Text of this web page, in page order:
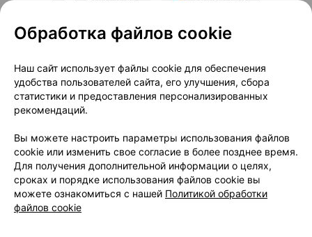
О проекте
Новости проекта
Размещение рекламы
Медицинский маркетинг
Публичный договор
Доставка
Способы оплаты
Вакансии
Партнеры
Написать руководителю 103.by
Написать в поддержку
Персональные настройки Cookie
Обработка файлов cookie
Наш сайт использует файлы cookie для обеспечения
удобства пользователей сайта, его улучшения, сбора
статистики и предоставления персонализированных
рекомендаций.
Вы можете настроить параметры использования файлов
cookie или изменить свое согласие в более позднее время.
Для получения дополнительной информации о целях,
сроках и порядке использования файлов cookie вы
можете ознакомиться с нашей Политикой обработки
файлов cookie